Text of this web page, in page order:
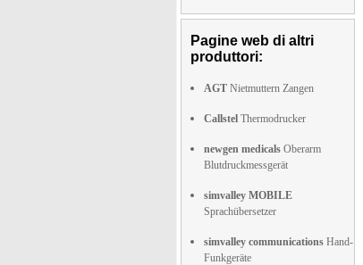
Pagine web di altri
produttori:
AGT Nietmuttern Zangen
Callstel Thermodrucker
newgen medicals Oberarm
Blutdruckmessgerät
simvalley MOBILE
Sprachübersetzer
simvalley communications Hand-
Funkgeräte